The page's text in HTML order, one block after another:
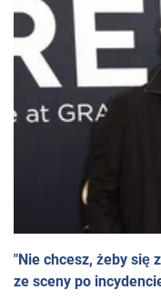
"Nie chcesz, żeby się
ze sceny po